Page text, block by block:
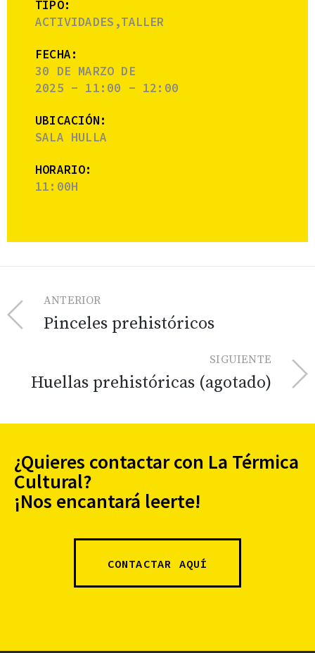
TIPO:
ACTIVIDADES,TALLER
FECHA:
30 DE MARZO DE
2025 - 11:00 - 12:00
UBICACIÓN:
SALA HULLA
HORARIO:
11:00H
ANTERIOR
Pinceles prehistóricos
SIGUIENTE
Huellas prehistóricas (agotado)
¿Quieres contactar con La Térmica
Cultural?
¡Nos encantará leerte!
CONTACTAR AQUÍ